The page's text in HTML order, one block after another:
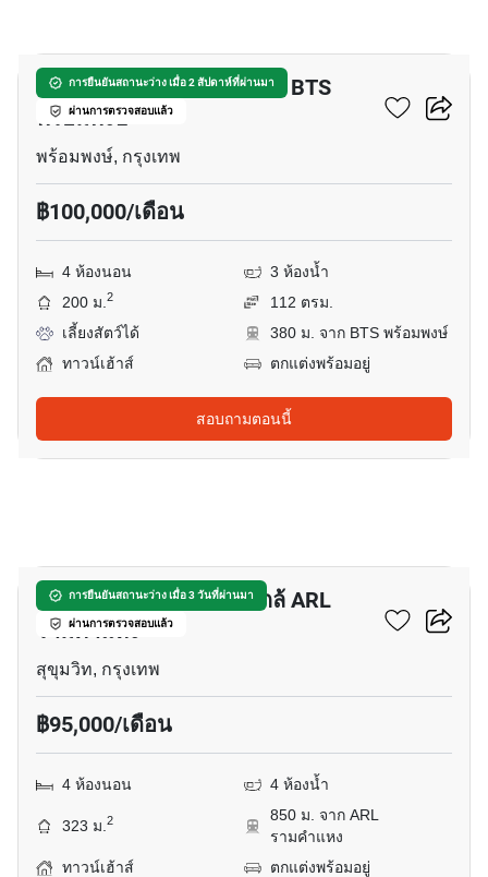
การยืนยันสถานะว่าง เมื่อ 2 สัปดาห์ที่ผ่านมา
ผ่านการตรวจสอบแล้ว
ทาวน์เฮ้าส์ 4-ห้องนอน ใกล้ BTS
พร้อมพงษ์
พร้อมพงษ์, กรุงเทพ
฿100,000/เดือน
4 ห้องนอน
3 ห้องน้ำ
200 ม.2
112 ตรม.
เลี้ยงสัตว์ได้
380 ม. จาก BTS พร้อมพงษ์
ทาวน์เฮ้าส์
ตกแต่งพร้อมอยู่
สอบถามตอนนี้
การยืนยันสถานะว่าง เมื่อ 3 วันที่ผ่านมา
ผ่านการตรวจสอบแล้ว
ทาวน์เฮ้าส์ 4-ห้องนอน ใกล้ ARL
รามคำแหง
สุขุมวิท, กรุงเทพ
฿95,000/เดือน
4 ห้องนอน 4 ห้องน้ำ
323 ม.2
850 ม. จาก ARL
รามคำแหง
ทาวน์เฮ้าส์
ตกแต่งพร้อมอยู่